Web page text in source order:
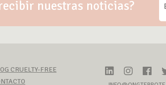
nuestras noticias?
CRUELTY-FREE